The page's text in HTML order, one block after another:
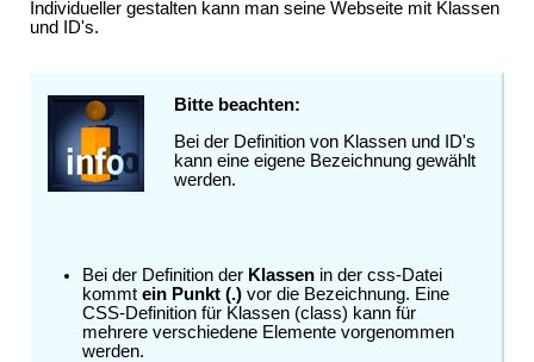
Individueller gestalten kann man seine Webseite mit Klassen
und ID's.
Bitte beachten:
Bei der Definition von Klassen und ID's
kann eine eigene Bezeichnung gewählt
werden.
Bei der Definition der Klassen in der css-Datei
kommt ein Punkt (.) vor die Bezeichnung. Eine
CSS-Definition für Klassen (class) kann für
mehrere verschiedene Elemente vorgenommen
werden.